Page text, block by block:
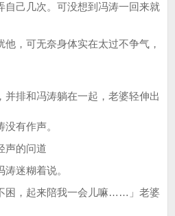
自己几次。可没想到冯涛一回来就
，可无奈身体实在太过不争气，
排和冯涛躺在一起，老婆轻伸出
有作声。
的问道
迷糊着说。
，起来陪我一会儿嘛……」老婆